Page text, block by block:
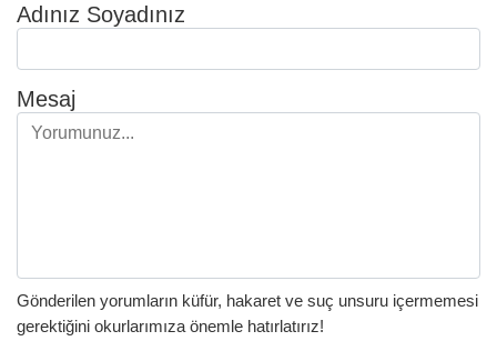
Adınız Soyadınız
Mesaj
Gönderilen yorumların küfür, hakaret ve suç unsuru içermemesi
gerektiğini okurlarımıza önemle hatırlatırız!